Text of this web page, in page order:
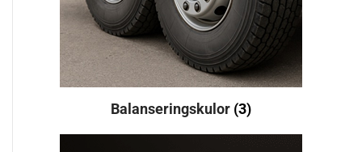
Balanseringskulor (3)